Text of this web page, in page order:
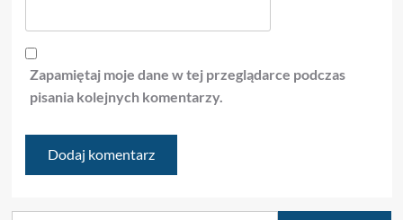
Zapamiętaj moje dane w tej przeglądarce podczas
pisania kolejnych komentarzy.